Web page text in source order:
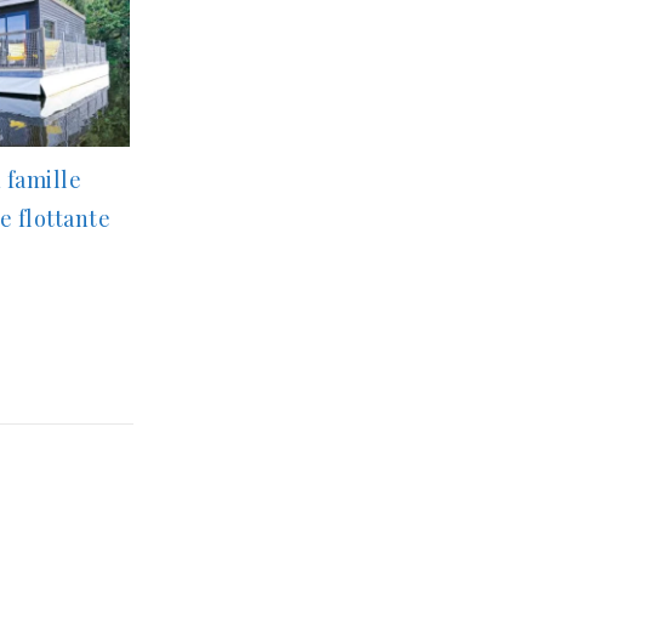
famille
flottante